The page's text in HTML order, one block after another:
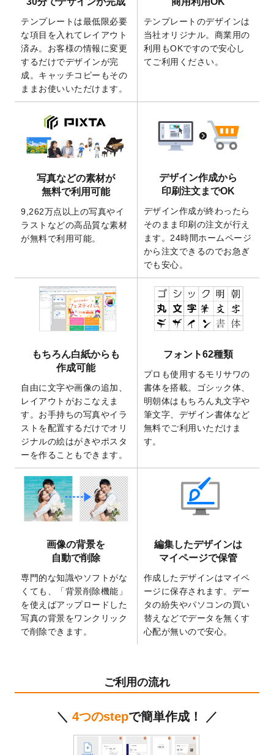
の全4ステップを解説！」を公開いたしまし
た。
2026/4/23
コラム「 画像の配置・差し替え・トリミン
グ」「テンプレート間でパーツを流用する
方法」を公開いたしました。
2026/4/21
アクリルキーホルダーのデザインテンプレ
ート を追加いたしました。
りました！
2025/12/22
【新商品】アクリルキーホルダーが作成で
きるようになりました！
2025/12/22
2026年版4月始まりのカレンダーデザイン
テンプレート
を公開いたしました。
開いたしました。
2025/9/30
【新商品】クリアファイルバッグ が作成で
きるようになりました！
2026年午年の年賀状デザインテンプレート
を公開いたしました。
2025/9/10
喪中はがき・寒中見舞いのデザインテンプ
レートを公開いたしました。
2025/8/1
9,160万点以上の写真やイラスト素材が無料
2025/7/30
キャンバスプリントのデザインテンプレー
トを追加いたしました。
2025/6/30
暑中見舞いのデザインテンプレートを追加
しました。
2025/6/27
キャンバスプリントのデザインテンプレー
トを追加いたしました。
2025/6/24
2026年版1月始まりのカレンダーデザイン
テンプレートを公開いたしました。
2025/6/9
「背景削除機能
」を実装しました。
2025/4/3
DMのデザインテンプレートを追加しまし
た。
を追加しました。
マスキングテープのデザインテンプレート
を追加しました。
2025/1/15
配置できるデータ形式が増えました。
（pdf、psd、eps、tifに対応）
2024/12/24
2025年版4月始まりのカレンダーデザイン
箔押し年賀状のデザインテンプレート
ステッカーのデザインテンプレート
しました。
2025年巳年の年賀状デザインテンプレート
テンプレートは最低限必要
な項目を入れてレイアウト
済み。お客様の情報に変更
するだけでデザインが完
成。キャッチコピーもその
ままお使いいただけます。
テンプレートのデザインは
当社オリジナル。商業用の
利用もOKですので安心し
てご利用ください。
写真などの素材が
無料で利用可能
9,262万点以上の写真やイ
ラストなどの高品質な素材
が無料で利用可能。
デザイン作成から
印刷注文までOK
デザイン作成が終わったら
そのまま印刷の注文が行え
ます。24時間ホームページ
から注文できるのでお急ぎ
でも安心。
もちろん白紙からも
作成可能
自由に文字や画像の追加、
レイアウトがおこなえま
す。お手持ちの写真やイラ
ストを配置するだけでオリ
ジナルの絵はがきやポスタ
ーを作ることもできます。
フォント62種類
プロも使用するモリサワの
書体を搭載。ゴシック体、
明朝体はもちろん丸文字や
筆文字、デザイン書体など
無料でご利用いただけま
す。
画像の背景を
自動で削除
専門的な知識やソフトがな
くても、「背景削除機能」
を使えばアップロードした
写真の背景をワンクリック
で削除できます。
編集したデザインは
マイページで保管
作成したデザインはマイペ
ージに保存されます。デー
タの紛失やパソコンの買い
替えなどでデータを無くす
心配が無いので安心。
ご利用の流れ
＼ 4つのstepで簡単作成！ ／